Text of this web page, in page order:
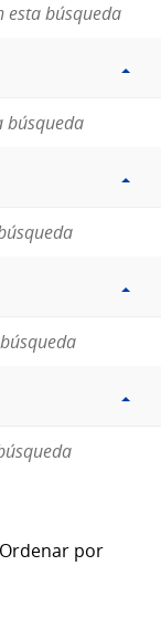
esta búsqueda
búsqueda
Ordenar por